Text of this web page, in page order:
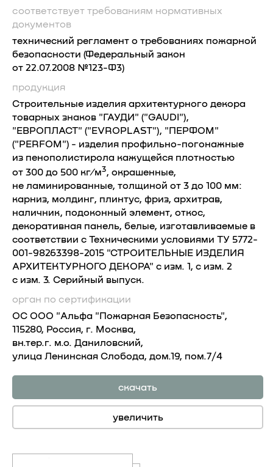
соответствует требованиям нормативных
документов
технический регламент о требованиях пожарной
безопасности (Федеральный закон
от 22.07.2008 №123-Ф3)
продукция
Строительные изделия архитектурного декора
товарных знаков "ГАУДИ" ("GAUDI"),
"ЕВРОПЛАСТ" ("EVROPLAST"), "ПЕРФОМ"
("PERFOM") - изделия профильно-погонажные
из пенополистирола кажущейся плотностью
от 300 до 500 кг⁄м3, окрашенные,
не ламинированные, толщиной от 3 до 100 мм:
карниз, молдинг, плинтус, фриз, архитрав,
наличник, подоконный элемент, откос,
декоративная панель, белые, изготавливаемые в
соответствии с Техническими условиями ТУ 5772-
001-98263398-2015 "СТРОИТЕЛЬНЫЕ ИЗДЕЛИЯ
АРХИТЕКТУРНОГО ДЕКОРА" с изм. 1, с изм. 2
с изм. 3. Серийный выпуск.
орган по сертификации
OC OOO "Альфа "Пожарная Безопасность",
115280, Россия, г. Москва,
вн.тер.г. м.о. Даниловский,
улица Ленинская Слобода, дом.19, пом.7/4
скачать
увеличить